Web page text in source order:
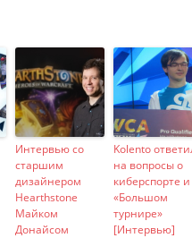
Интервью со
старшим
дизайнером
Hearthstone
Майком
Донайсом
Kolento
на вопросы о
киберспорте и
«Большом
турнире»
[Интервью]